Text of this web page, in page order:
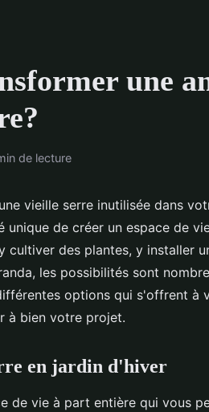
une
de lecture
vieille serre inutilisée dans
unique de créer un espace de
cultiver des plantes, y installer
les possibilités sont
options qui s'offrent à
à bien votre projet.
en jardin d'hiver
de vie à part entière qui vous